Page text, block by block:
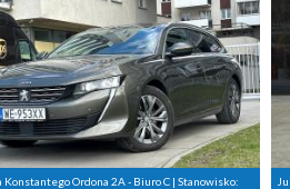
Konstantego Ordona 2A - Biuro C | Stanowisko: